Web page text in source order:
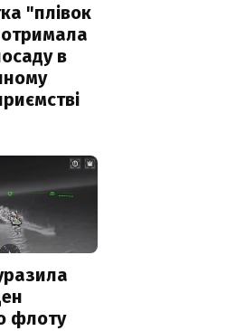
"плівок
в
флоту